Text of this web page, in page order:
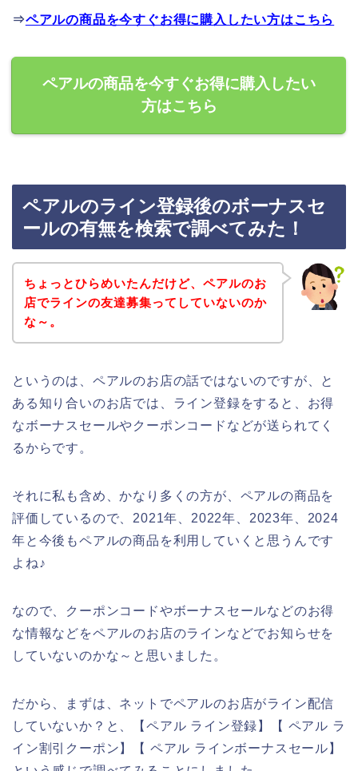
⇒ペアルの商品を今すぐお得に購入したい方はこちら
ペアルの商品を今すぐお得に購入したい
方はこちら
ペアルのライン登録後のボーナスセ
ールの有無を検索で調べてみた！
ちょっとひらめいたんだけど、ペアルのお
店でラインの友達募集ってしていないのか
な～。
というのは、ペアルのお店の話ではないのですが、と
ある知り合いのお店では、ライン登録をすると、お得
なボーナスセールやクーポンコードなどが送られてく
るからです。
それに私も含め、かなり多くの方が、ペアルの商品を
評価しているので、2021年、2022年、2023年、2024
年と今後もペアルの商品を利用していくと思うんです
よね♪
なので、クーポンコードやボーナスセールなどのお得
な情報などをペアルのお店のラインなどでお知らせを
していないのかな～と思いました。
だから、まずは、ネットでペアルのお店がライン配信
していないか？と、【ペアル ライン登録】【 ペアル ラ
イン割引クーポン】【 ペアル ラインボーナスセール】